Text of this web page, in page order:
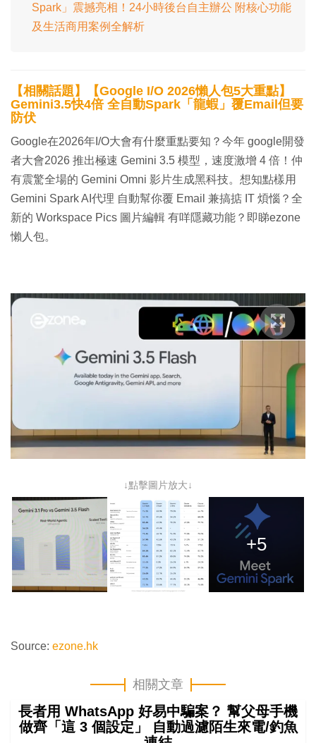
Spark」震撼亮相！24小時後台自主辦公 附核心功能
及生活商用案例全解析
【相關話題】【Google I/O 2026懶人包5大重點】
Gemini3.5快4倍 全自動Spark「龍蝦」覆Email但要
防伏
Google在2026年I/O大會有什麼重點要知？今年 google開發
者大會2026 推出極速 Gemini 3.5 模型，速度激增 4 倍！仲
有震驚全場的 Gemini Omni 影片生成黑科技。想知點樣用
Gemini Spark AI代理 自動幫你覆 Email 兼搞掂 IT 煩惱？全
新的 Workspace Pics 圖片編輯 有咩隱藏功能？即睇ezone
懶人包。
↓點擊圖片放大↓
+5
Source: ezone.hk
相關文章
長者用 WhatsApp 好易中騙案？ 幫父母手機
做齊「這 3 個設定」 自動過濾陌生來電/釣魚